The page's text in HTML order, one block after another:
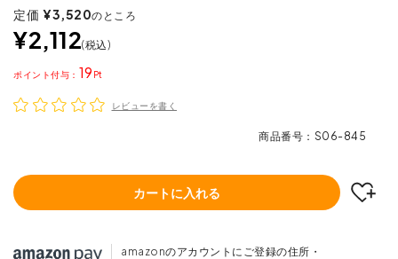
定価 ¥3,520のところ
¥2,112 税込
19
ポイント
レビューを書く
商品番号 S06-845
カートに入れる
amazonのアカウントにご登録の住所・